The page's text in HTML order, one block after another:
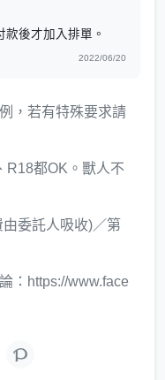
後才加入排單。
2022/06/20
，若有特殊要求請
都OK。獸人不
委託人吸收)／第
：https://www.face